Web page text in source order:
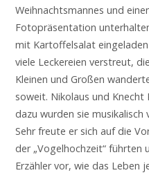
Weihnachtsmannes und
Fotopräsentation
mit Kartoffelsalat
viele Leckereien verstreut,
Kleinen und Großen
soweit. Nikolaus und
dazu wurden sie
Sehr freute er sich auf die
der „Vogelhochzeit“ führten
Erzähler vor, wie das Leben